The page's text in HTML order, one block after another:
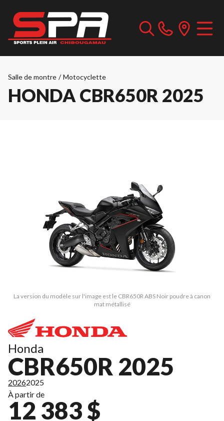
Salle de montre / Motocyclette
HONDA CBR650R 2025
La version du modèle sur l'image est le CBR650R ABS Noir poudre à canon
mat métallisé
Honda
CBR650R 2025
20262025
À partir de
12 383 $